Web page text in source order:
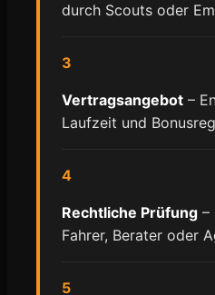
durch Scouts oder
3
Vertragsangebot –
Laufzeit und
4
Rechtliche Prüfung –
Fahrer, Berater oder
5